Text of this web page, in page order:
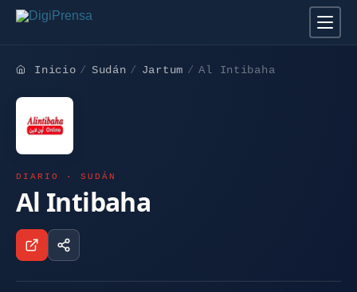
Inicio Sudán Jartum Al Intibaha
DIARIO · SUDÁN
Al Intibaha